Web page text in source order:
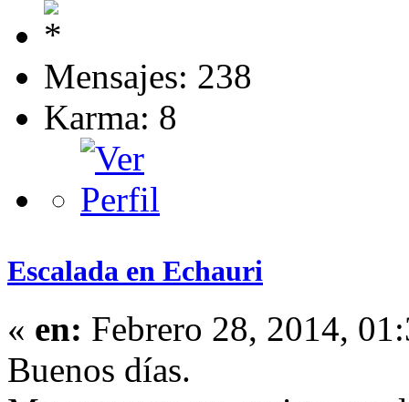
Mensajes: 238
Karma: 8
Escalada en Echauri
« en: Febrero 28, 2014,
Buenos días.